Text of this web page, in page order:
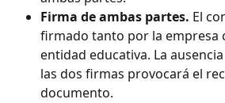
Firma de ambas partes. El
firmado tanto por la empresa
entidad educativa. La
las dos firmas provocará el
documento.